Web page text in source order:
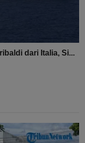
dari Italia, Si...